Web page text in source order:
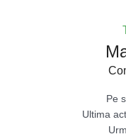
Pe
Ultima